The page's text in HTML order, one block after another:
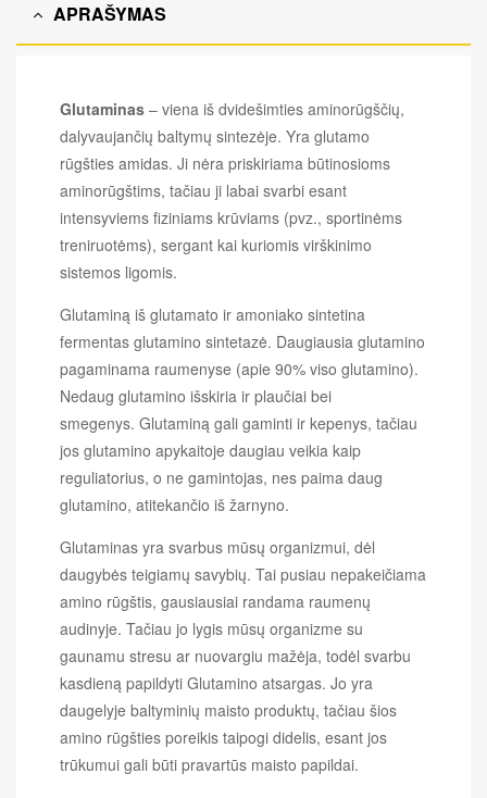
APRAŠYMAS
Glutaminas – viena iš dvidešimties aminorūgščių,
dalyvaujančių baltymų sintezėje. Yra glutamo
rūgšties amidas. Ji nėra priskiriama būtinosioms
aminorūgštims, tačiau ji labai svarbi esant
intensyviems fiziniams krūviams (pvz., sportinėms
treniruotėms), sergant kai kuriomis virškinimo
sistemos ligomis.
Glutaminą iš glutamato ir amoniako sintetina
fermentas glutamino sintetazė. Daugiausia glutamino
pagaminama raumenyse (apie 90% viso glutamino).
Nedaug glutamino išskiria ir plaučiai bei
smegenys. Glutaminą gali gaminti ir kepenys, tačiau
jos glutamino apykaitoje daugiau veikia kaip
reguliatorius, o ne gamintojas, nes paima daug
glutamino, atitekančio iš žarnyno.
Glutaminas yra svarbus mūsų organizmui, dėl
daugybės teigiamų savybių. Tai pusiau nepakeičiama
amino rūgštis, gausiausiai randama raumenų
audinyje. Tačiau jo lygis mūsų organizme su
gaunamu stresu ar nuovargiu mažėja, todėl svarbu
kasdieną papildyti Glutamino atsargas. Jo yra
daugelyje baltyminių maisto produktų, tačiau šios
amino rūgšties poreikis taipogi didelis, esant jos
trūkumui gali būti pravartūs maisto papildai.